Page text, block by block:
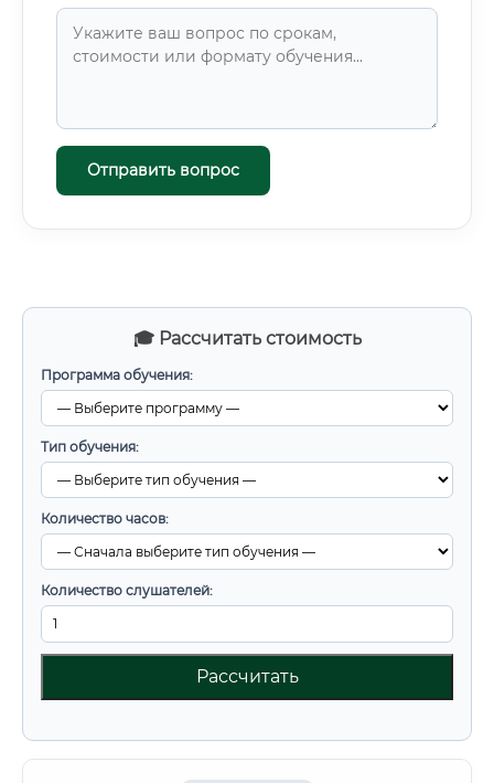
🎓 Рассчитать стоимость
Программа обучения:
Тип обучения:
Количество часов:
Количество слушателей:
Рассчитать
Отправить вопрос